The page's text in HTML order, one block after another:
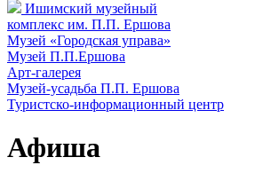
Ишимский музейный
комплекс им. П.П. Ершова
Музей «Городская управа»
Музей П.П.Ершова
Арт-галерея
Музей-усадьба П.П. Ершова
Туристско-информационный центр
Афиша